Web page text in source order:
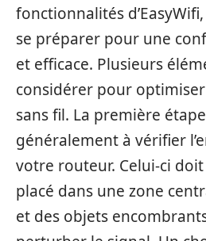
fonctionnalités
se préparer pour une
et efficace. Plusieurs
considérer pour
sans fil. La première
généralement à vérifier
votre routeur. Celui-ci
placé dans une zone
et des objets